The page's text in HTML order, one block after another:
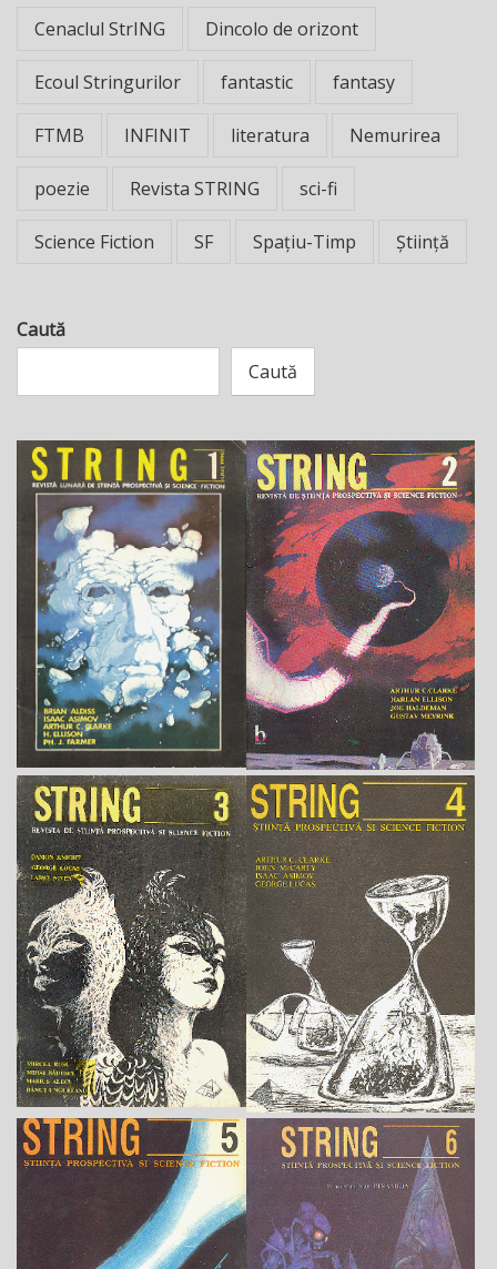
Cenaclul StrING Dincolo de orizont
Ecoul Stringurilor fantastic fantasy
FTMB INFINIT literatura Nemurirea
poezie Revista STRING sci-fi
Science Fiction SF Spațiu-Timp Știință
Caută
Caută